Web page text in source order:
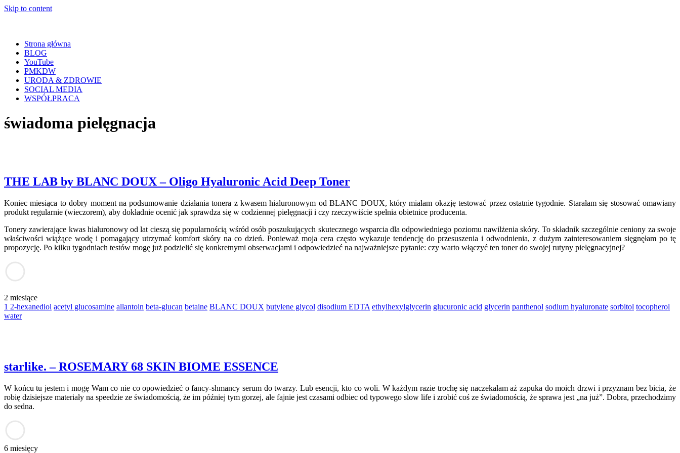
Skip to content
Strona główna
BLOG
YouTube
PMKDW
URODA & ZDROWIE
SOCIAL MEDIA
WSPÓŁPRACA
świadoma pielęgnacja
THE LAB by BLANC DOUX – Oligo Hyaluronic Acid Deep Toner
Koniec miesiąca to dobry moment na podsumowanie działania tonera z kwasem hialuronowym od BLANC DOUX, który miałam okazję testować przez ostatnie tygodnie. Starałam się stosować omawiany
produkt regularnie (wieczorem), aby dokładnie ocenić jak sprawdza się w codziennej pielęgnacji i czy rzeczywiście spełnia obietnice producenta.
Tonery zawierające kwas hialuronowy od lat cieszą się popularnością wśród osób poszukujących skutecznego wsparcia dla odpowiedniego poziomu nawilżenia skóry. To składnik szczególnie ceniony za swoje
właściwości wiążące wodę i pomagający utrzymać komfort skóry na co dzień. Ponieważ moja cera często wykazuje tendencję do przesuszenia i odwodnienia, z dużym zainteresowaniem sięgnęłam po tę
propozycję. Po kilku tygodniach testów mogę już podzielić się konkretnymi obserwacjami i odpowiedzieć na najważniejsze pytanie: czy warto włączyć ten toner do swojej rutyny pielęgnacyjnej?
2 miesiące
1 2-hexanediol acetyl glucosamine allantoin beta-glucan betaine BLANC DOUX butylene glycol disodium EDTA ethylhexylglycerin glucuronic acid glycerin panthenol sodium hyaluronate sorbitol tocopherol
water
starlike. – ROSEMARY 68 SKIN BIOME ESSENCE
W końcu tu jestem i mogę Wam co nie co opowiedzieć o fancy-shmancy serum do twarzy. Lub esencji, kto co woli. W każdym razie trochę się naczekałam aż zapuka do moich drzwi i przyznam bez bicia, że
robię dzisiejsze materiały na speedzie ze świadomością, że im później tym gorzej, ale fajnie jest czasami odbiec od typowego slow life i zrobić coś ze świadomością, że sprawa jest „na już”. Dobra, przechodzimy
do sedna.
6 miesięcy